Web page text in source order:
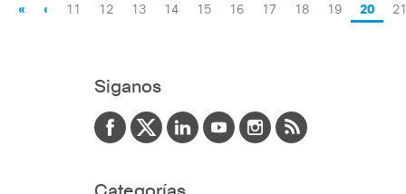
« ‹ 11 12 13 14 15 16 17 18 19 20 21
Siganos